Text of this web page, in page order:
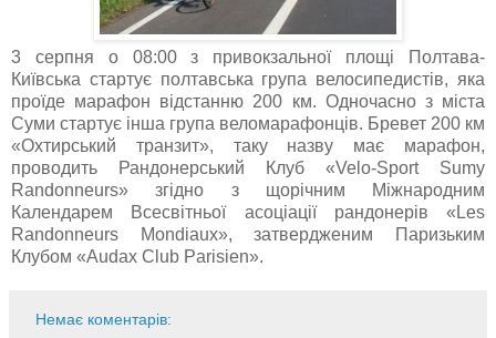
3 серпня о 08:00 з привокзальної площі Полтава-
Київська стартує полтавська група велосипедистів, яка
проїде марафон відстанню 200 км. Одночасно з міста
Суми стартує інша група веломарафонців. Бревет 200 км
«Охтирський транзит», таку назву має марафон,
проводить Рандонерський Клуб «Velo-Sport Sumy
Randonneurs» згідно з щорічним Міжнародним
Календарем Всесвітньої асоціації рандонерів «Les
Randonneurs Mondiaux», затвердженим Паризьким
Клубом «Audax Club Parisien».
Немає коментарів: